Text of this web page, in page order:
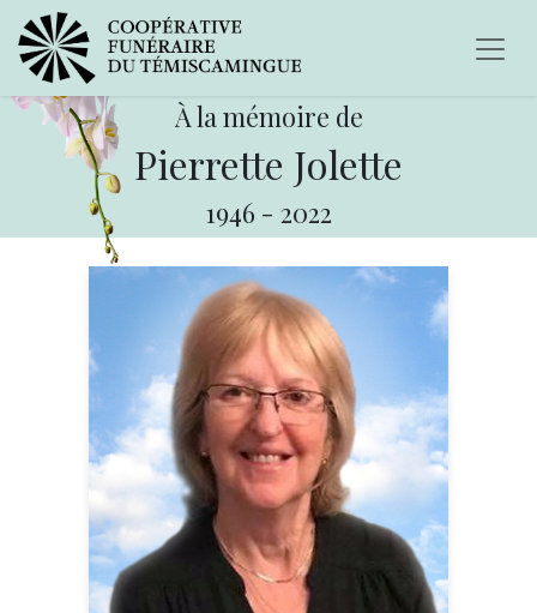
À la mémoire de
Pierrette Jolette
1946 - 2022